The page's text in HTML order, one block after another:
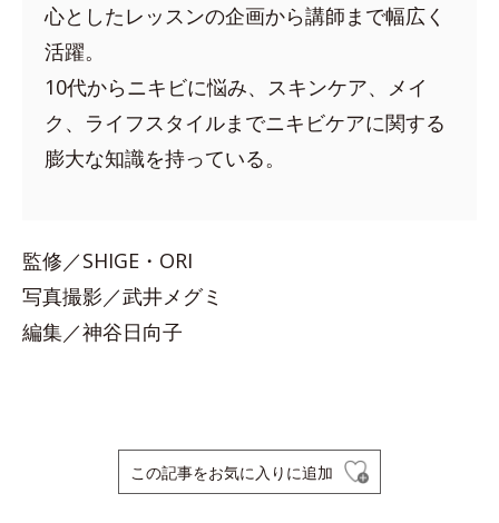
心としたレッスンの企画から講師まで幅広く
活躍。
10代からニキビに悩み、スキンケア、メイ
ク、ライフスタイルまでニキビケアに関する
膨大な知識を持っている。
監修／SHIGE・ORI
写真撮影／武井メグミ
編集／神谷日向子
この記事をお気に入りに追加